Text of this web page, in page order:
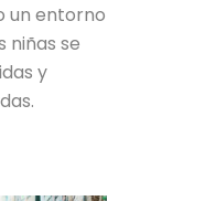
un entorno
niñas se
y